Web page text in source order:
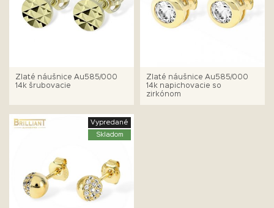
Zlaté náušnice Au585/000
14k šrubovacie
Zlaté náušnice Au585/000
14k napichovacie so
zirkónom
Vypredané
Skladom